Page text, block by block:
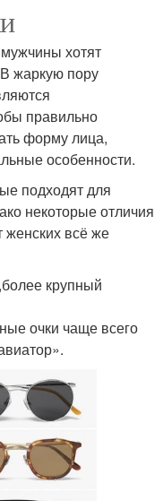
хотят
жаркую пору
правильно
форму лица,
особенности.
подходят для
некоторые отличия
женских всё же
крупный
очки чаще всего